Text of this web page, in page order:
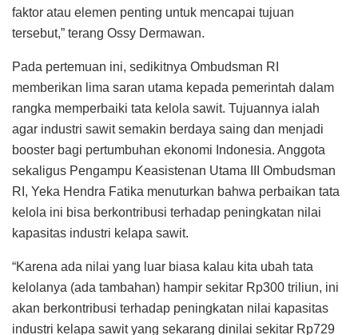
faktor atau elemen penting untuk mencapai tujuan
tersebut,” terang Ossy Dermawan.
Pada pertemuan ini, sedikitnya Ombudsman RI
memberikan lima saran utama kepada pemerintah dalam
rangka memperbaiki tata kelola sawit. Tujuannya ialah
agar industri sawit semakin berdaya saing dan menjadi
booster bagi pertumbuhan ekonomi Indonesia. Anggota
sekaligus Pengampu Keasistenan Utama III Ombudsman
RI, Yeka Hendra Fatika menuturkan bahwa perbaikan tata
kelola ini bisa berkontribusi terhadap peningkatan nilai
kapasitas industri kelapa sawit.
“Karena ada nilai yang luar biasa kalau kita ubah tata
kelolanya (ada tambahan) hampir sekitar Rp300 triliun, ini
akan berkontribusi terhadap peningkatan nilai kapasitas
industri kelapa sawit yang sekarang dinilai sekitar Rp729